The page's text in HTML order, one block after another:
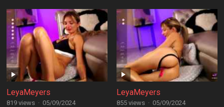
LeyaMeyers
819 views · 05/09/2024
LeyaMeyers
855 views · 05/09/2024